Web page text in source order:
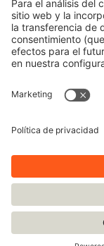
© Siemens
Condiciones de